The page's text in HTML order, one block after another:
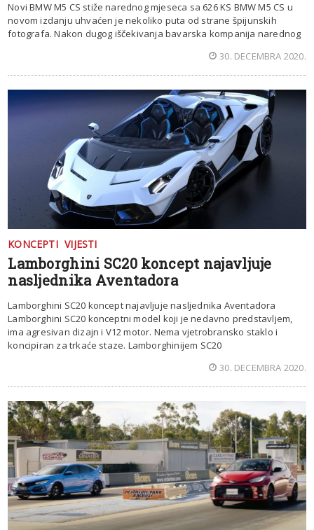
Novi BMW M5 CS stiže narednog mjeseca sa 626 KS BMW M5 CS u
novom izdanju uhvaćen je nekoliko puta od strane špijunskih
fotografa. Nakon dugog iščekivanja bavarska kompanija narednog
30. DECEMBRA 2020.
KONCEPTI VIJESTI
Lamborghini SC20 koncept najavljuje
nasljednika Aventadora
Lamborghini SC20 koncept najavljuje nasljednika Aventadora
Lamborghini SC20 konceptni model koji je nedavno predstavljem,
ima agresivan dizajn i V12 motor. Nema vjetrobransko staklo i
koncipiran za trkaće staze. Lamborghinijem SC20
30. DECEMBRA 2020.